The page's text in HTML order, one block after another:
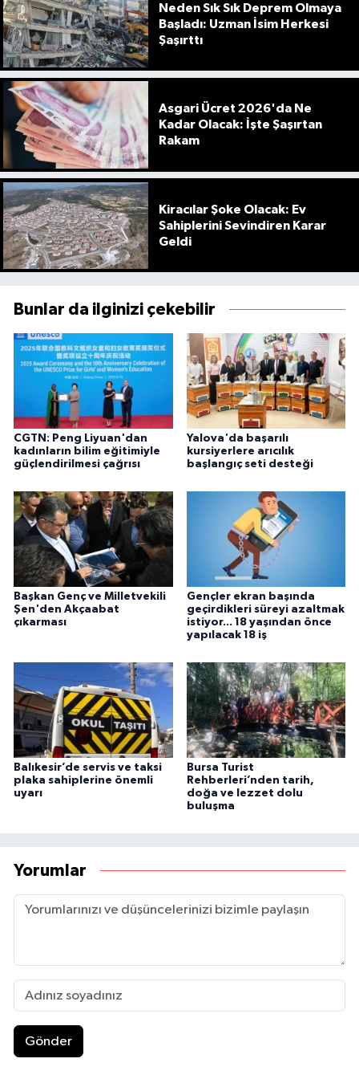
Neden Sık Sık Deprem Olmaya
Başladı: Uzman İsim Herkesi
Şaşırttı
Asgari Ücret 2026'da Ne
Kadar Olacak: İşte Şaşırtan
Rakam
Kiracılar Şoke Olacak: Ev
Sahiplerini Sevindiren Karar
Geldi
Bunlar da ilginizi çekebilir
CGTN: Peng Liyuan'dan
kadınların bilim eğitimiyle
güçlendirilmesi çağrısı
Yalova'da başarılı
kursiyerlere arıcılık
başlangıç seti desteği
Başkan Genç ve Milletvekili
Şen'den Akçaabat
çıkarması
Gençler ekran başında
geçirdikleri süreyi azaltmak
istiyor... 18 yaşından önce
yapılacak 18 iş
Balıkesir’de servis ve taksi
plaka sahiplerine önemli
uyarı
Bursa Turist
Rehberleri’nden tarih,
doğa ve lezzet dolu
buluşma
Yorumlar
Gönder